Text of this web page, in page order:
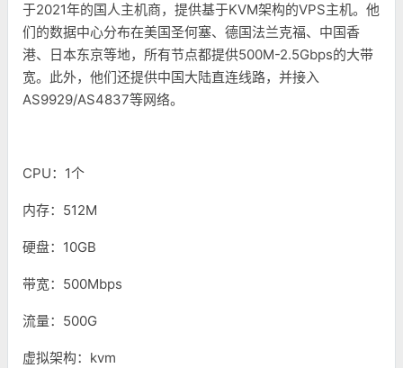
于2021年的国人主机商，提供基于KVM架构的VPS主机。他
们的数据中心分布在美国圣何塞、德国法兰克福、中国香
港、日本东京等地，所有节点都提供500M-2.5Gbps的大带
宽。此外，他们还提供中国大陆直连线路，并接入
AS9929/AS4837等网络。
CPU：1个
内存：512M
硬盘：10GB
带宽：500Mbps
流量：500G
虚拟架构：kvm